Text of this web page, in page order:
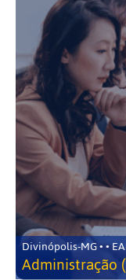
Divinópolis-
Administração